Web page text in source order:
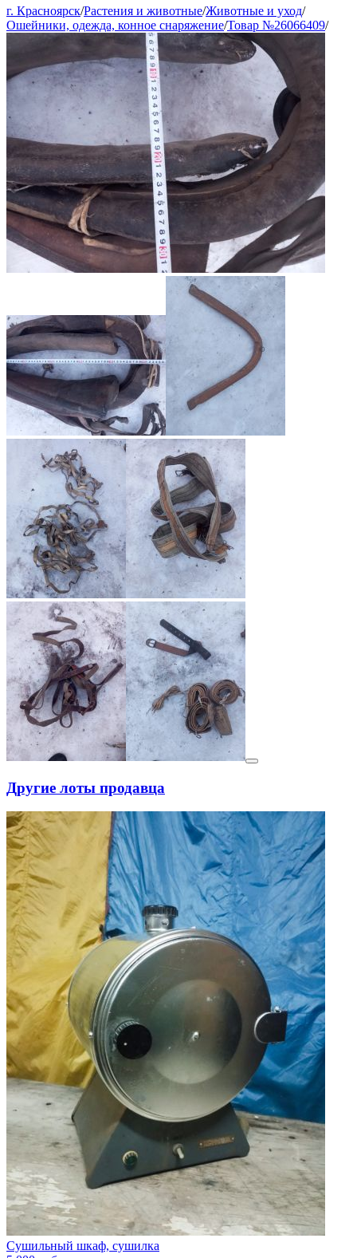
г. Красноярск/Растения и животные/Животные и уход/
Ошейники, одежда, конное снаряжение/Товар №26066409/
Другие лоты продавца
Сушильный шкаф, сушилка